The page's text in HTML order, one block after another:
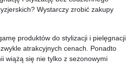
Wystarczy zrobić zakupy
produktów do stylizacji i pielęgnacji
atrakcyjnych cenach. Ponadto
wiążą się nie tylko z sezonowymi